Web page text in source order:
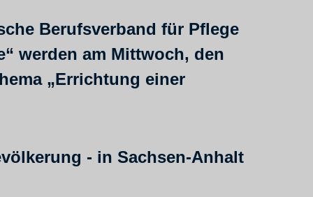
Berufsverband für Pflege
werden am Mittwoch, den
„Errichtung einer
- in Sachsen-Anhalt